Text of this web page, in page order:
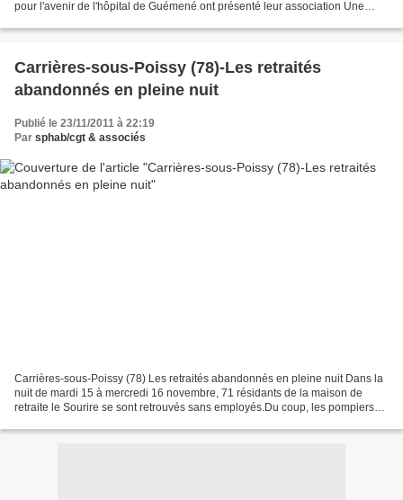
pour l'avenir de l'hôpital de Guémené ont présenté leur association Une
Carrières-sous-Poissy (78)-Les retraités
abandonnés en pleine nuit
Publié le 23/11/2011 à 22:19
Par sphab/cgt & associés
Carrières-sous-Poissy (78) Les retraités abandonnés en pleine nuit Dans la
nuit de mardi 15 à mercredi 16 novembre, 71 résidants de la maison de
retraite le Sourire se sont retrouvés sans employés.Du coup, les pompiers